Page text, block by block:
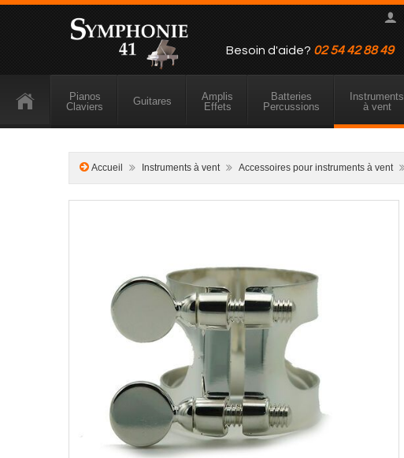
Besoin d'aide? 02 54 42 88 49
Pianos
Claviers
Guitares
Amplis
Effets
Batteries
Percussions
Instruments
à vent
Accueil Instruments à vent Accessoires pour instruments à vent